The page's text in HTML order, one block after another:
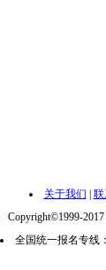
关于我们 联
Copyright©1999-
全国统一报名专线